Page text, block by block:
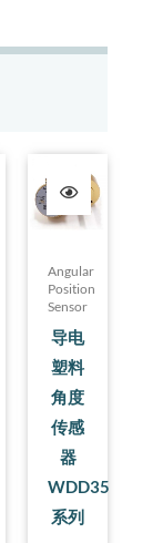
Angular
Position
Sensor
导电
塑料
角度
传感
器
WDD35
系列